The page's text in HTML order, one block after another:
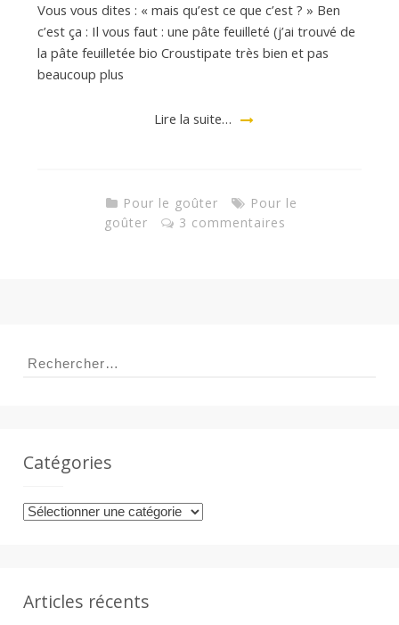
Vous vous dites : « mais qu’est ce que c’est ? » Ben
c’est ça : Il vous faut : une pâte feuilleté (j’ai trouvé de
la pâte feuilletée bio Croustipate très bien et pas
beaucoup plus
Lire la suite…
Pour le goûter
Pour le
goûter
3 commentaires
Rechercher :
Catégories
Catégories
Articles récents